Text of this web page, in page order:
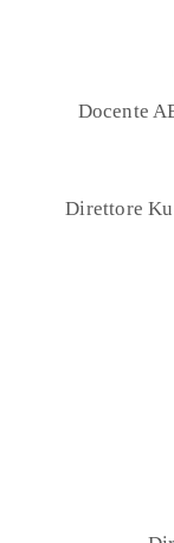
Docente
Direttore